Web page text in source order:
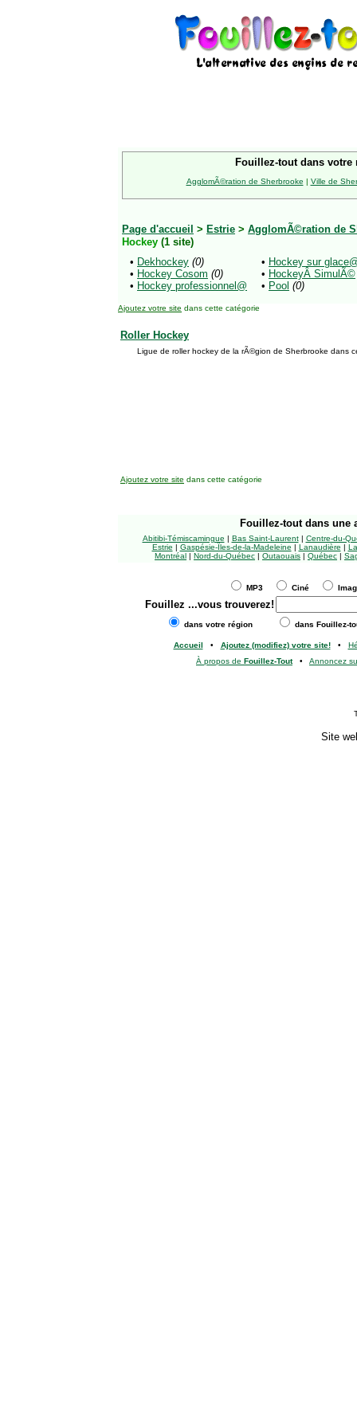
Fouillez-tout dans votre
AgglomÃ©ration de Sherbrooke | Ville de
Page d'accueil > Estrie > AgglomÃ©ration de
Hockey (1 site)
• Dekhockey (0)
• Hockey Cosom (0)
• Hockey professionnel@
• Hockey sur
• HockeyÂ SimulÃ©
• Pool (0)
Ajoutez votre site dans cette catégorie
Roller Hockey
Ligue de roller hockey de la rÃ©gion de Sherbrooke dans
Ajoutez votre site dans cette catégorie
Fouillez-tout dans une
Abitibi-Témiscamingue | Bas Saint-Laurent| Centre-du-
Estrie | Gaspésie-Îles-de-la-Madeleine | Lanaudière |
Montréal | Nord-du-Québec | Outaouais | Québec |
MP3 Ciné
Fouillez ...vous trouverez!
dans votre région dans Fouillez-
Accueil • Ajoutez (modifiez) votre site!•
À propos de Fouillez-Tout• Annoncez
Site